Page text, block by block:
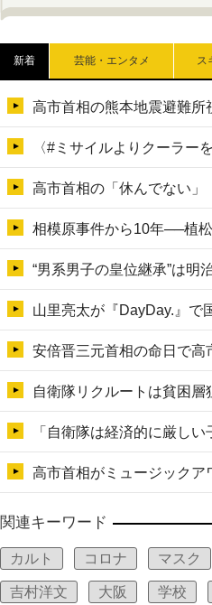
新着 芸能・エンタメ ス
関連キーワード
カルト コロナ マスク
吉村洋文 大阪 学校